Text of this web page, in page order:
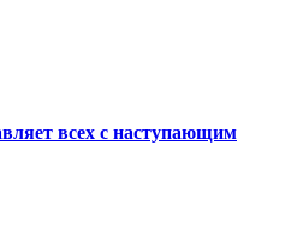
всех с наступающим